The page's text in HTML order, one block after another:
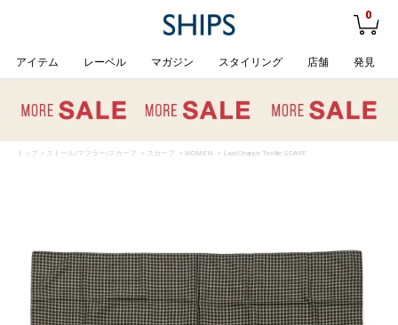
0
アイテム レーベル マガジン スタイリング 店舗 発見
トップ > ストール/マフラー/スカーフ > スカーフ > WOMEN > Last Chance Textile:SCARF